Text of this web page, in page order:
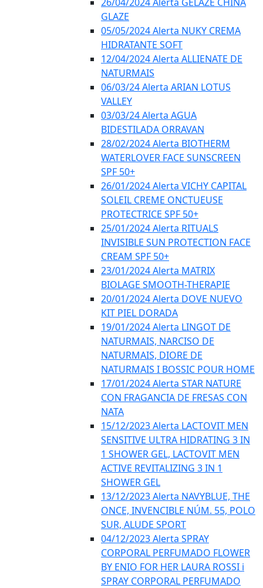
GLAZE
05/05/2024 Alerta NUKY CREMA
HIDRATANTE SOFT
12/04/2024 Alerta ALLIENATE DE
NATURMAIS
06/03/24 Alerta ARIAN LOTUS
VALLEY
03/03/24 Alerta AGUA
BIDESTILADA ORRAVAN
28/02/2024 Alerta BIOTHERM
WATERLOVER FACE SUNSCREEN
SPF 50+
26/01/2024 Alerta VICHY CAPITAL
SOLEIL CREME ONCTUEUSE
PROTECTRICE SPF 50+
25/01/2024 Alerta RITUALS
INVISIBLE SUN PROTECTION FACE
CREAM SPF 50+
23/01/2024 Alerta MATRIX
BIOLAGE SMOOTH-THERAPIE
20/01/2024 Alerta DOVE NUEVO
KIT PIEL DORADA
19/01/2024 Alerta LINGOT DE
NATURMAIS, NARCISO DE
NATURMAIS, DIORE DE
NATURMAIS I BOSSIC POUR HOME
17/01/2024 Alerta STAR NATURE
CON FRAGANCIA DE FRESAS CON
NATA
15/12/2023 Alerta LACTOVIT MEN
SENSITIVE ULTRA HIDRATING 3 IN
1 SHOWER GEL, LACTOVIT MEN
ACTIVE REVITALIZING 3 IN 1
SHOWER GEL
13/12/2023 Alerta NAVYBLUE, THE
ONCE, INVENCIBLE NÚM. 55, POLO
SUR, ALUDE SPORT
04/12/2023 Alerta SPRAY
CORPORAL PERFUMADO FLOWER
BY ENIO FOR HER LAURA ROSSI i
SPRAY CORPORAL PERFUMADO